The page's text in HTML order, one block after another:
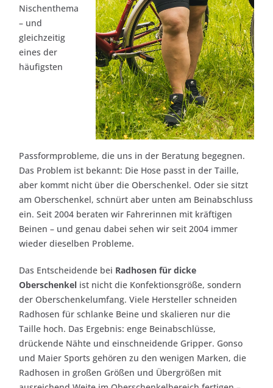
Nischenthema
– und
gleichzeitig
eines der
häufigsten
Passformprobleme, die uns in der Beratung begegnen.
Das Problem ist bekannt: Die Hose passt in der Taille,
aber kommt nicht über die Oberschenkel. Oder sie sitzt
am Oberschenkel, schnürt aber unten am Beinabschluss
ein. Seit 2004 beraten wir Fahrerinnen mit kräftigen
Beinen – und genau dabei sehen wir seit 2004 immer
wieder dieselben Probleme.
Das Entscheidende bei Radhosen für dicke
Oberschenkel ist nicht die Konfektionsgröße, sondern
der Oberschenkelumfang. Viele Hersteller schneiden
Radhosen für schlanke Beine und skalieren nur die
Taille hoch. Das Ergebnis: enge Beinabschlüsse,
drückende Nähte und einschneidende Gripper. Gonso
und Maier Sports gehören zu den wenigen Marken, die
Radhosen in großen Größen und Übergrößen mit